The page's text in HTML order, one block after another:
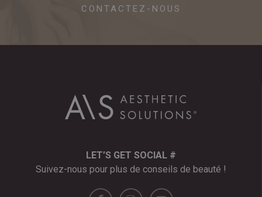
CONTACTEZ-NOUS
LET’S GET SOCIAL #
Suivez-nous pour plus de conseils de beauté !